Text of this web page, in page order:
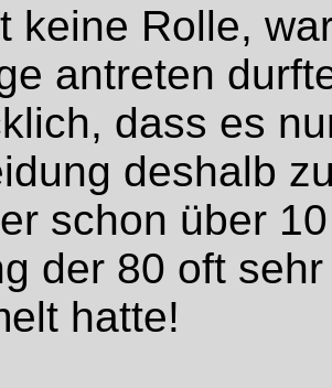
keine Rolle,
antreten
dass es
deshalb
schon über
der 80 oft
hatte!